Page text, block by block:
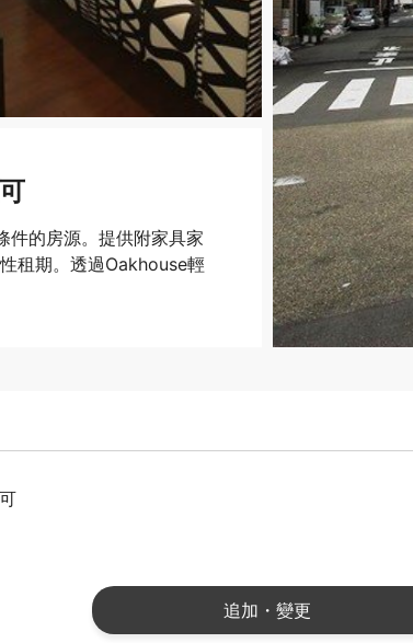
件的房源。提供附家具家
租期。透過Oakhouse輕
追加・變更